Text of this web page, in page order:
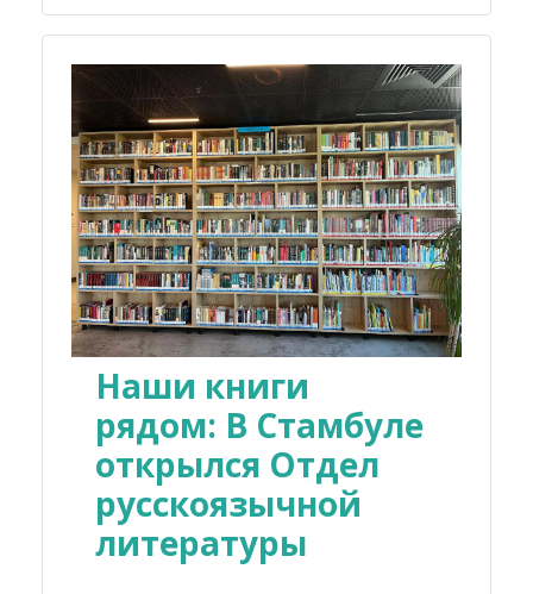
Наши книги
рядом: В Стамбуле
открылся Отдел
русскоязычной
литературы